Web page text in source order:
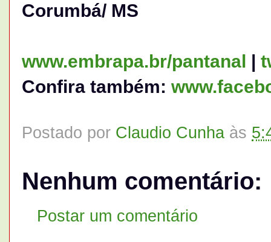
Corumbá/ MS
www.embrapa.br/pantanal
Confira também:
Postado por Claudio Cunha às
Nenhum comentário:
Postar um comentário